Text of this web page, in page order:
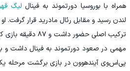
همراه با بوروسیا دورتموند به فینال لیگ
ترکیب اصلی حضور
پی‌اس‌وی آیندهوون در بازی برگشت مرحله